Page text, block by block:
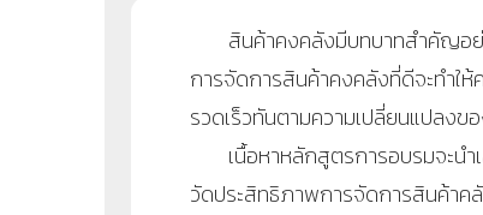
สินค้าคงคลังมีบทบาทสำคัญอย่า
การจัดการสินค้าคงคลังที่ดีจะทำใ
รวดเร็วทันตามความเปลี่ยนแปลง
เนื้อหาหลักสูตรการอบรมจะนำเ
วัดประสิทธิภาพการจัดการสินค้าค